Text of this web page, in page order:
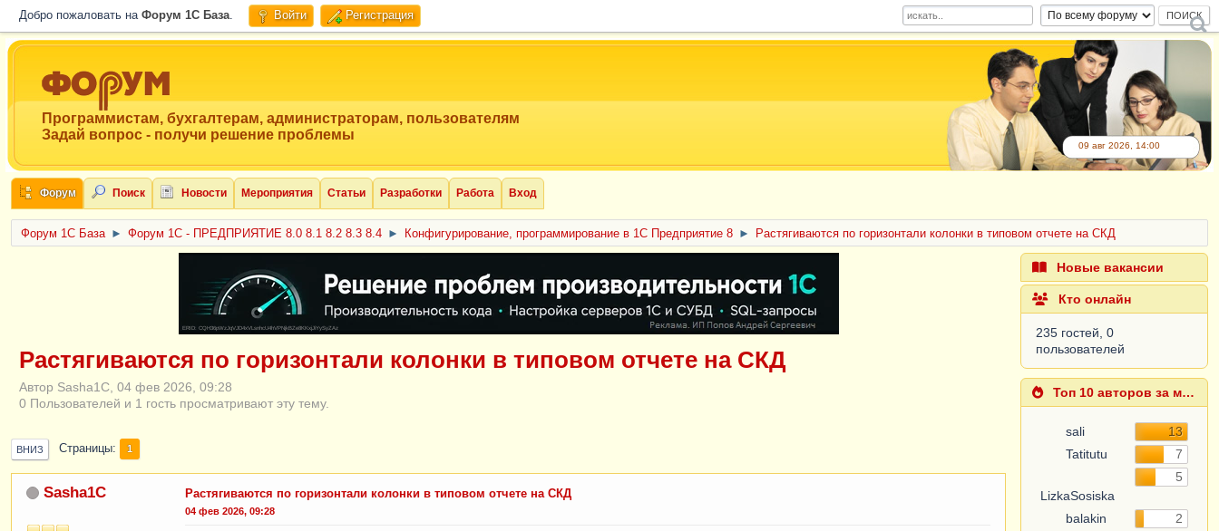
Добро пожаловать на Форум 1C База. Войти Регистрация
Программистам, бухгалтерам, администраторам, пользователям
Задай вопрос - получи решение проблемы
09 авг 2026, 14:00
Форум Поиск Новости Мероприятия Статьи Разработки Работа Вход
Форум 1C База ► Форум 1С - ПРЕДПРИЯТИЕ 8.0 8.1 8.2 8.3 8.4 ► Конфигурирование, программирование в 1С Предприятие 8 ► Растягиваются по горизонтали колонки в типовом отчете на СКД
ERID: CQH36pWzJqVJD4xVLsnhcU4hVPNjkBZe8KKxjJiYySyZAz
Растягиваются по горизонтали колонки в типовом отчете на СКД
Автор Sasha1C, 04 фев 2026, 09:28
0 Пользователей и 1 гость просматривают эту тему.
ВНИЗ Страницы 1
Sasha1C Растягиваются по горизонтали колонки в типовом отчете на СКД
04 фев 2026, 09:28
Новые вакансии
Кто онлайн
235 гостей, 0
пользователей
Топ 10 авторов за месяц
sali
13
Tatitutu
7
LizkaSosiska
5
balakin
2